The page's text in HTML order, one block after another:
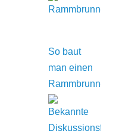
So baut
man einen
Rammbrunnen